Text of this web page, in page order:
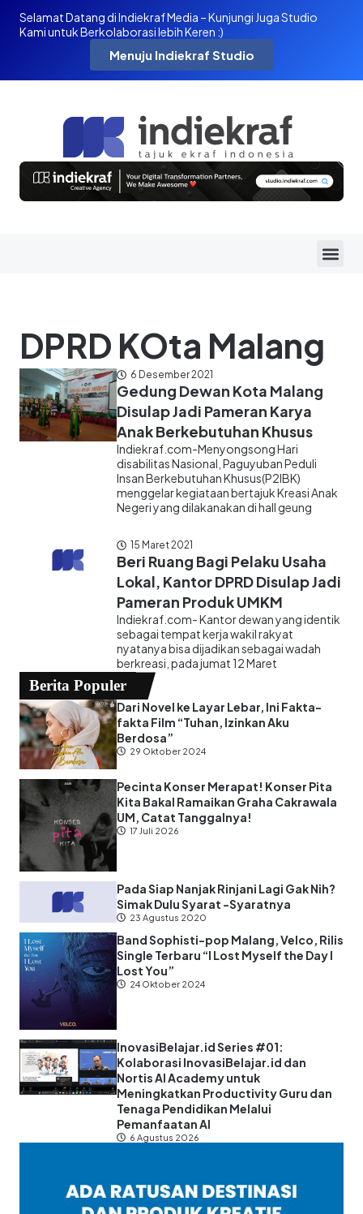
Selamat Datang di Indiekraf Media – Kunjungi Juga Studio
Kami untuk Berkolaborasi lebih Keren :)
Menuju Indiekraf Studio
DPRD KOta Malang
6 Desember 2021
Gedung Dewan Kota Malang
Disulap Jadi Pameran Karya
Anak Berkebutuhan Khusus
Indiekraf.com-Menyongsong Hari
disabilitas Nasional, Paguyuban Peduli
Insan Berkebutuhan Khusus(P2IBK)
menggelar kegiataan bertajuk Kreasi Anak
Negeri yang dilakanakan di hall geung
15 Maret 2021
Beri Ruang Bagi Pelaku Usaha
Lokal, Kantor DPRD Disulap Jadi
Pameran Produk UMKM
Indiekraf.com- Kantor dewan yang identik
sebagai tempat kerja wakil rakyat
nyatanya bisa dijadikan sebagai wadah
berkreasi, pada jumat 12 Maret
Berita Populer
Dari Novel ke Layar Lebar, Ini Fakta-
fakta Film “Tuhan, Izinkan Aku
Berdosa”
29 Oktober 2024
Pecinta Konser Merapat! Konser Pita
Kita Bakal Ramaikan Graha Cakrawala
UM, Catat Tanggalnya!
17 Juli 2026
Pada Siap Nanjak Rinjani Lagi Gak Nih?
Simak Dulu Syarat -Syaratnya
23 Agustus 2020
Band Sophisti-pop Malang, Velco, Rilis
Single Terbaru “I Lost Myself the Day I
Lost You”
24 Oktober 2024
InovasiBelajar.id Series #01:
Kolaborasi InovasiBelajar.id dan
Nortis AI Academy untuk
Meningkatkan Productivity Guru dan
Tenaga Pendidikan Melalui
Pemanfaatan AI
6 Agustus 2026